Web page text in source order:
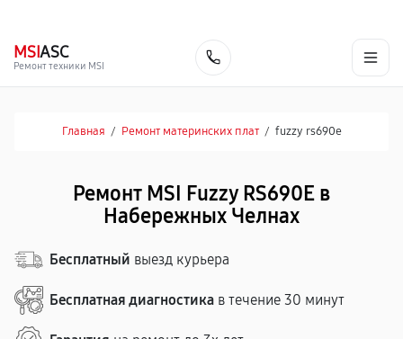
MSIASC
Ремонт техники MSI
Главная / Ремонт материнских плат / fuzzy rs690e
Ремонт MSI Fuzzy RS690E в
Набережных Челнах
Бесплатный выезд курьера
Бесплатная диагностика в течение 30 минут